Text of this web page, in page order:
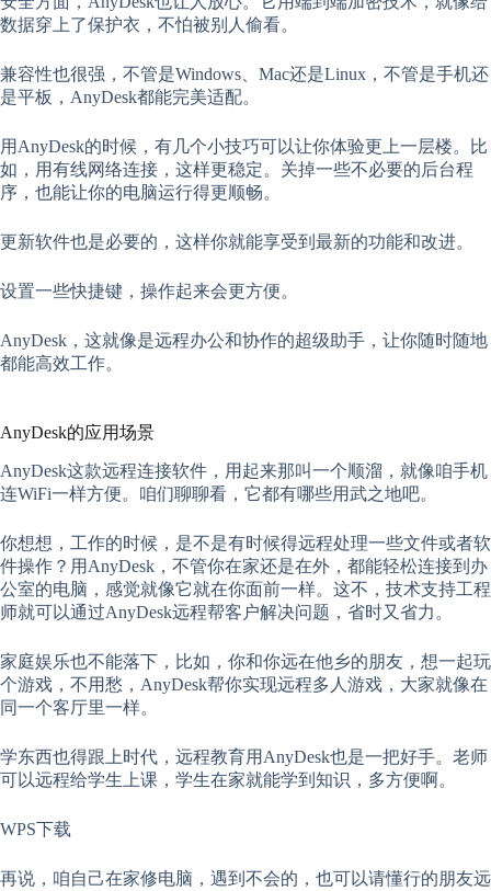
数据穿上了保护衣，不怕被别人偷看。
兼容性也很强，不管是Windows、Mac还是Linux，不管是手机还
是平板，AnyDesk都能完美适配。
用AnyDesk的时候，有几个小技巧可以让你体验更上一层楼。比
如，用有线网络连接，这样更稳定。关掉一些不必要的后台程
序，也能让你的电脑运行得更顺畅。
更新软件也是必要的，这样你就能享受到最新的功能和改进。
设置一些快捷键，操作起来会更方便。
AnyDesk，这就像是远程办公和协作的超级助手，让你随时随地
都能高效工作。
AnyDesk的应用场景
AnyDesk这款远程连接软件，用起来那叫一个顺溜，就像咱手机
连WiFi一样方便。咱们聊聊看，它都有哪些用武之地吧。
你想想，工作的时候，是不是有时候得远程处理一些文件或者软
件操作？用AnyDesk，不管你在家还是在外，都能轻松连接到办
公室的电脑，感觉就像它就在你面前一样。这不，技术支持工程
师就可以通过AnyDesk远程帮客户解决问题，省时又省力。
家庭娱乐也不能落下，比如，你和你远在他乡的朋友，想一起玩
个游戏，不用愁，AnyDesk帮你实现远程多人游戏，大家就像在
同一个客厅里一样。
学东西也得跟上时代，远程教育用AnyDesk也是一把好手。老师
可以远程给学生上课，学生在家就能学到知识，多方便啊。
WPS下载
再说，咱自己在家修电脑，遇到不会的，也可以请懂行的朋友远